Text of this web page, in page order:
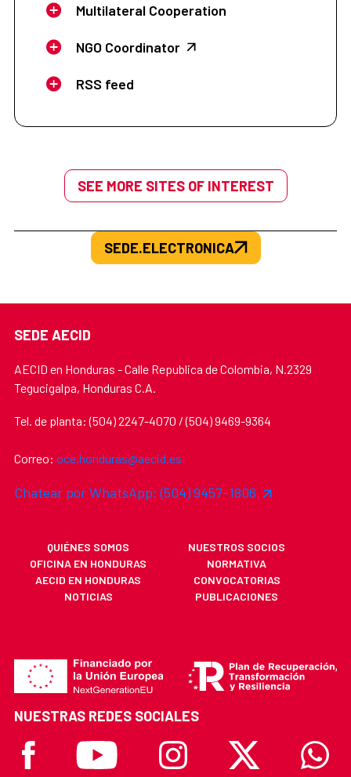
Multilateral Cooperation
NGO Coordinator
RSS feed
SEE MORE SITES OF INTEREST
SEDE.ELECTRONICA
SEDE AECID
AECID en Honduras - Calle Republica de Colombia, N.2329
Tegucigalpa, Honduras C.A.
Tel. de planta: (504) 2247-4070 / (504) 9469-9364
Correo: oce.honduras@aecid.es
Chatear por WhatsApp: (504) 9457-1806
QUIÉNES SOMOS
NUESTROS SOCIOS
OFICINA EN HONDURAS
NORMATIVA
AECID EN HONDURAS
CONVOCATORIAS
NOTICIAS
PUBLICACIONES
NUESTRAS REDES SOCIALES
FacebookYoutube Instagram X